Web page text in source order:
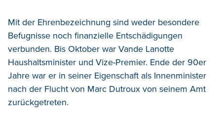
Mit der Ehrenbezeichnung sind weder besondere
Befugnisse noch finanzielle Entschädigungen
verbunden. Bis Oktober war Vande Lanotte
Haushaltsminister und Vize-Premier. Ende der 90er
Jahre war er in seiner Eigenschaft als Innenminister
nach der Flucht von Marc Dutroux von seinem Amt
zurückgetreten.